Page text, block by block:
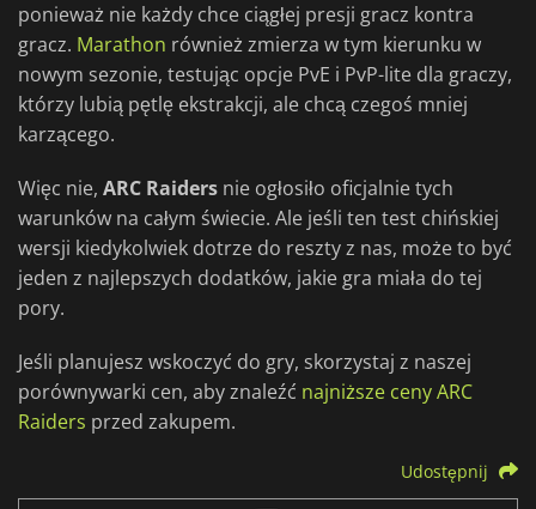
ponieważ nie każdy chce ciągłej presji gracz kontra
gracz. Marathon również zmierza w tym kierunku w
nowym sezonie, testując opcje PvE i PvP-lite dla graczy,
którzy lubią pętlę ekstrakcji, ale chcą czegoś mniej
karzącego.
Więc nie, ARC Raiders nie ogłosiło oficjalnie tych
warunków na całym świecie. Ale jeśli ten test chińskiej
wersji kiedykolwiek dotrze do reszty z nas, może to być
jeden z najlepszych dodatków, jakie gra miała do tej
pory.
Jeśli planujesz wskoczyć do gry, skorzystaj z naszej
porównywarki cen, aby znaleźć najniższe ceny ARC
Raiders przed zakupem.
Udostępnij